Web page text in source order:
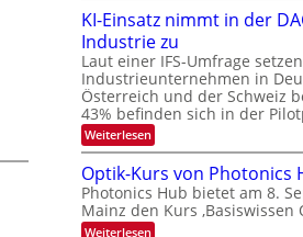
e
t
s
t
a
r
k
e
s
W
a
c
h
s
t
9
.
W
E
-
H
e
r
a
u
s
-
S
KI-Einsatz nimmt in der
Industrie zu
Laut einer IFS-Umfrage
Industrieunternehmen in
Österreich und der Schweiz
43% befinden sich in der
Weiterlesen:
K
-
E
i
n
Optik-Kurs von Photonics
Photonics Hub bietet am 8.
Mainz den Kurs ‚Basiswissen
Weiterlesen: